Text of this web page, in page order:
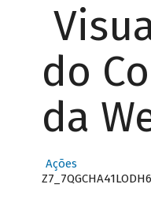
do
da
Ações